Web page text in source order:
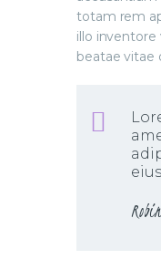
totam rem
illo
beatae vitae